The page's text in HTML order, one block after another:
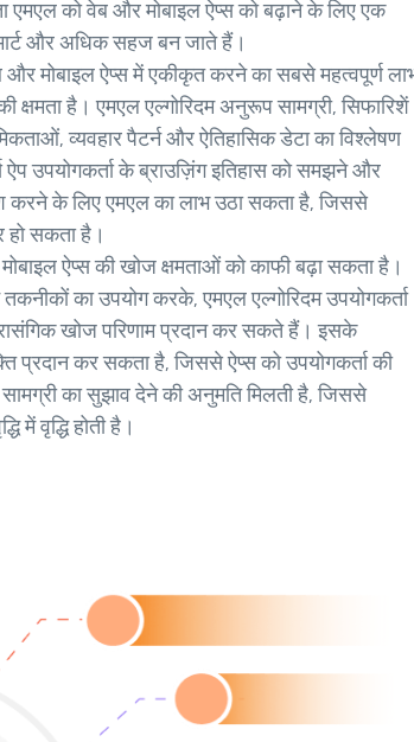
एमएल को वेब और मोबाइल ऐप्स को बढ़ाने के लिए एक
और अधिक सहज बन जाते हैं।
मोबाइल ऐप्स में एकीकृत करने का सबसे महत्वपूर्ण
है। एमएल एल्गोरिदम अनुरूप सामग्री, सिफारिशें
व्यवहार पैटर्न और ऐतिहासिक डेटा का विश्लेषण
उपयोगकर्ता के ब्राउज़िंग इतिहास को समझने और
करने के लिए एमएल का लाभ उठा सकता है, जिससे
हो सकता है।
ऐप्स की खोज क्षमताओं को काफी बढ़ा सकता है।
का उपयोग करके, एमएल एल्गोरिदम उपयोगकर्ता
खोज परिणाम प्रदान कर सकते हैं। इसके
प्रदान कर सकता है, जिससे ऐप्स को उपयोगकर्ता की
का सुझाव देने की अनुमति मिलती है, जिससे
में वृद्धि होती है।